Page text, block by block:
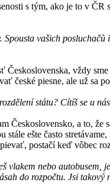
s tým, ako je to v
vašich
Československa, vždy
české piesne, ale už sa
státu? Cítíš se u
Československo, a to,
ešte často
postačí keď vôbec
vlakem nebo
do rozpočtu. Jsi